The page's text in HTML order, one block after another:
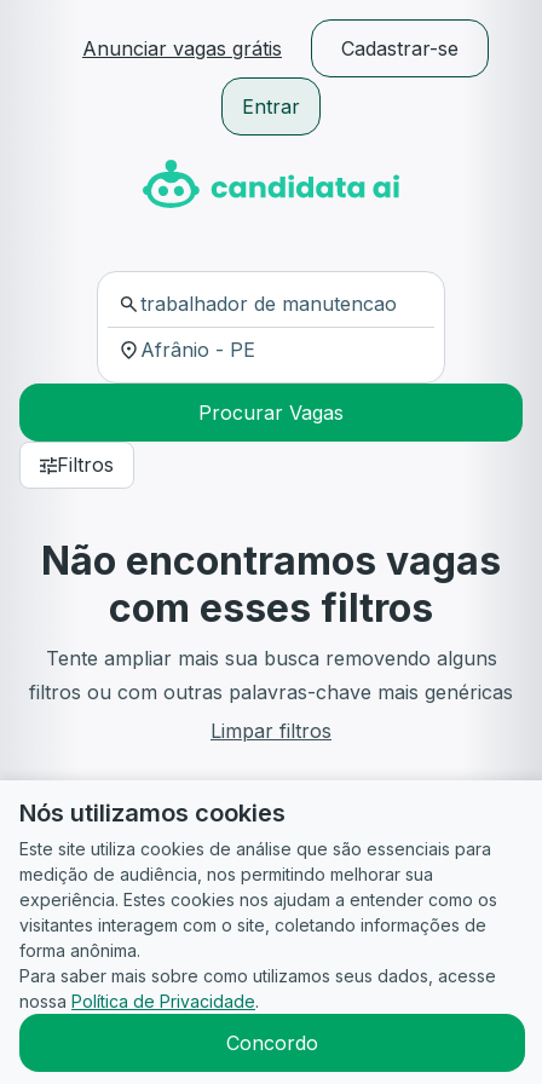
Anunciar vagas grátis Cadastrar-se
Entrar
Procurar Vagas
Filtros
Não encontramos vagas
com esses filtros
Tente ampliar mais sua busca removendo alguns
filtros ou com outras palavras-chave mais genéricas
Limpar filtros
Guia do
Candidato
Para
empresas
Política de
Privacidade
Termos
2026CandidataAI
Nós utilizamos cookies
Este site utiliza cookies de análise que são essenciais para
medição de audiência, nos permitindo melhorar sua
experiência. Estes cookies nos ajudam a entender como os
visitantes interagem com o site, coletando informações de
forma anônima.
Para saber mais sobre como utilizamos seus dados, acesse
nossa Política de Privacidade.
Concordo